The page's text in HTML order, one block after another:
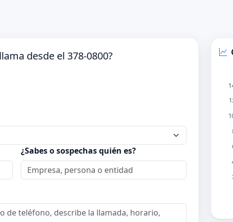
desde el 378-0800?
¿Sabes o sospechas quién es?